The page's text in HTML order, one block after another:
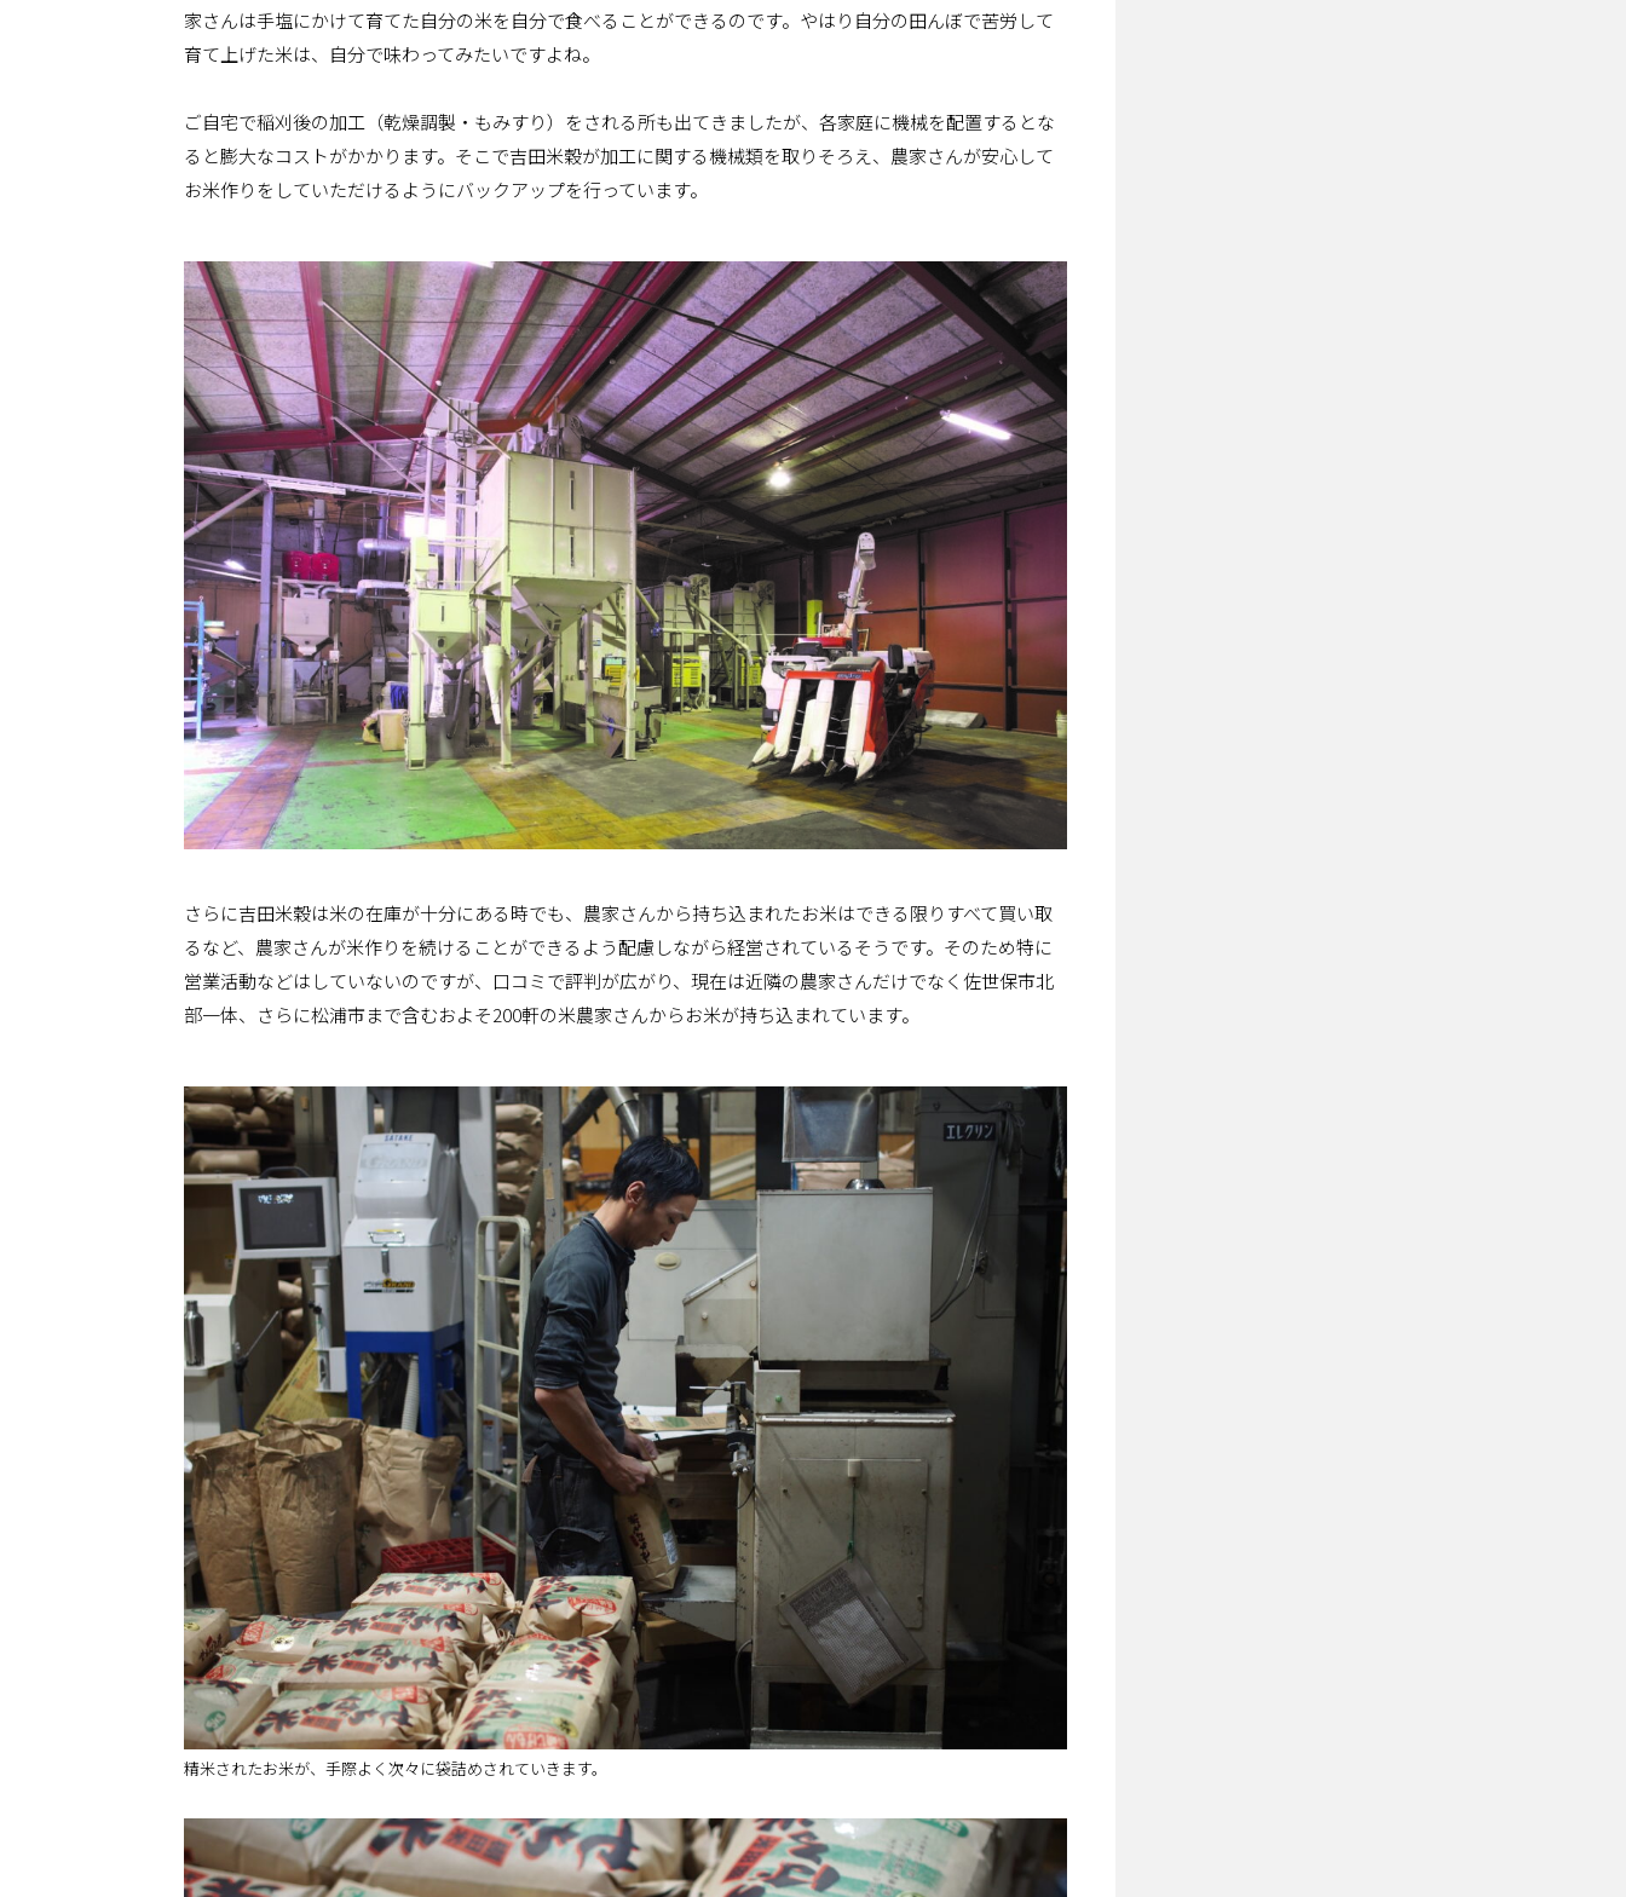
家さんは手塩にかけて育てた自分の米を自分で食べることができるのです。やはり自分の田んぼで苦労して
育て上げた米は、自分で味わってみたいですよね。
ご自宅で稲刈後の加工（乾燥調製・もみすり）をされる所も出てきましたが、各家庭に機械を配置するとな
ると膨大なコストがかかります。そこで吉田米穀が加工に関する機械類を取りそろえ、農家さんが安心して
お米作りをしていただけるようにバックアップを行っています。
さらに吉田米穀は米の在庫が十分にある時でも、農家さんから持ち込まれたお米はできる限りすべて買い取
るなど、農家さんが米作りを続けることができるよう配慮しながら経営されているそうです。そのため特に
営業活動などはしていないのですが、口コミで評判が広がり、現在は近隣の農家さんだけでなく佐世保市北
部一体、さらに松浦市まで含むおよそ200軒の米農家さんからお米が持ち込まれています。
精米されたお米が、手際よく次々に袋詰めされていきます。